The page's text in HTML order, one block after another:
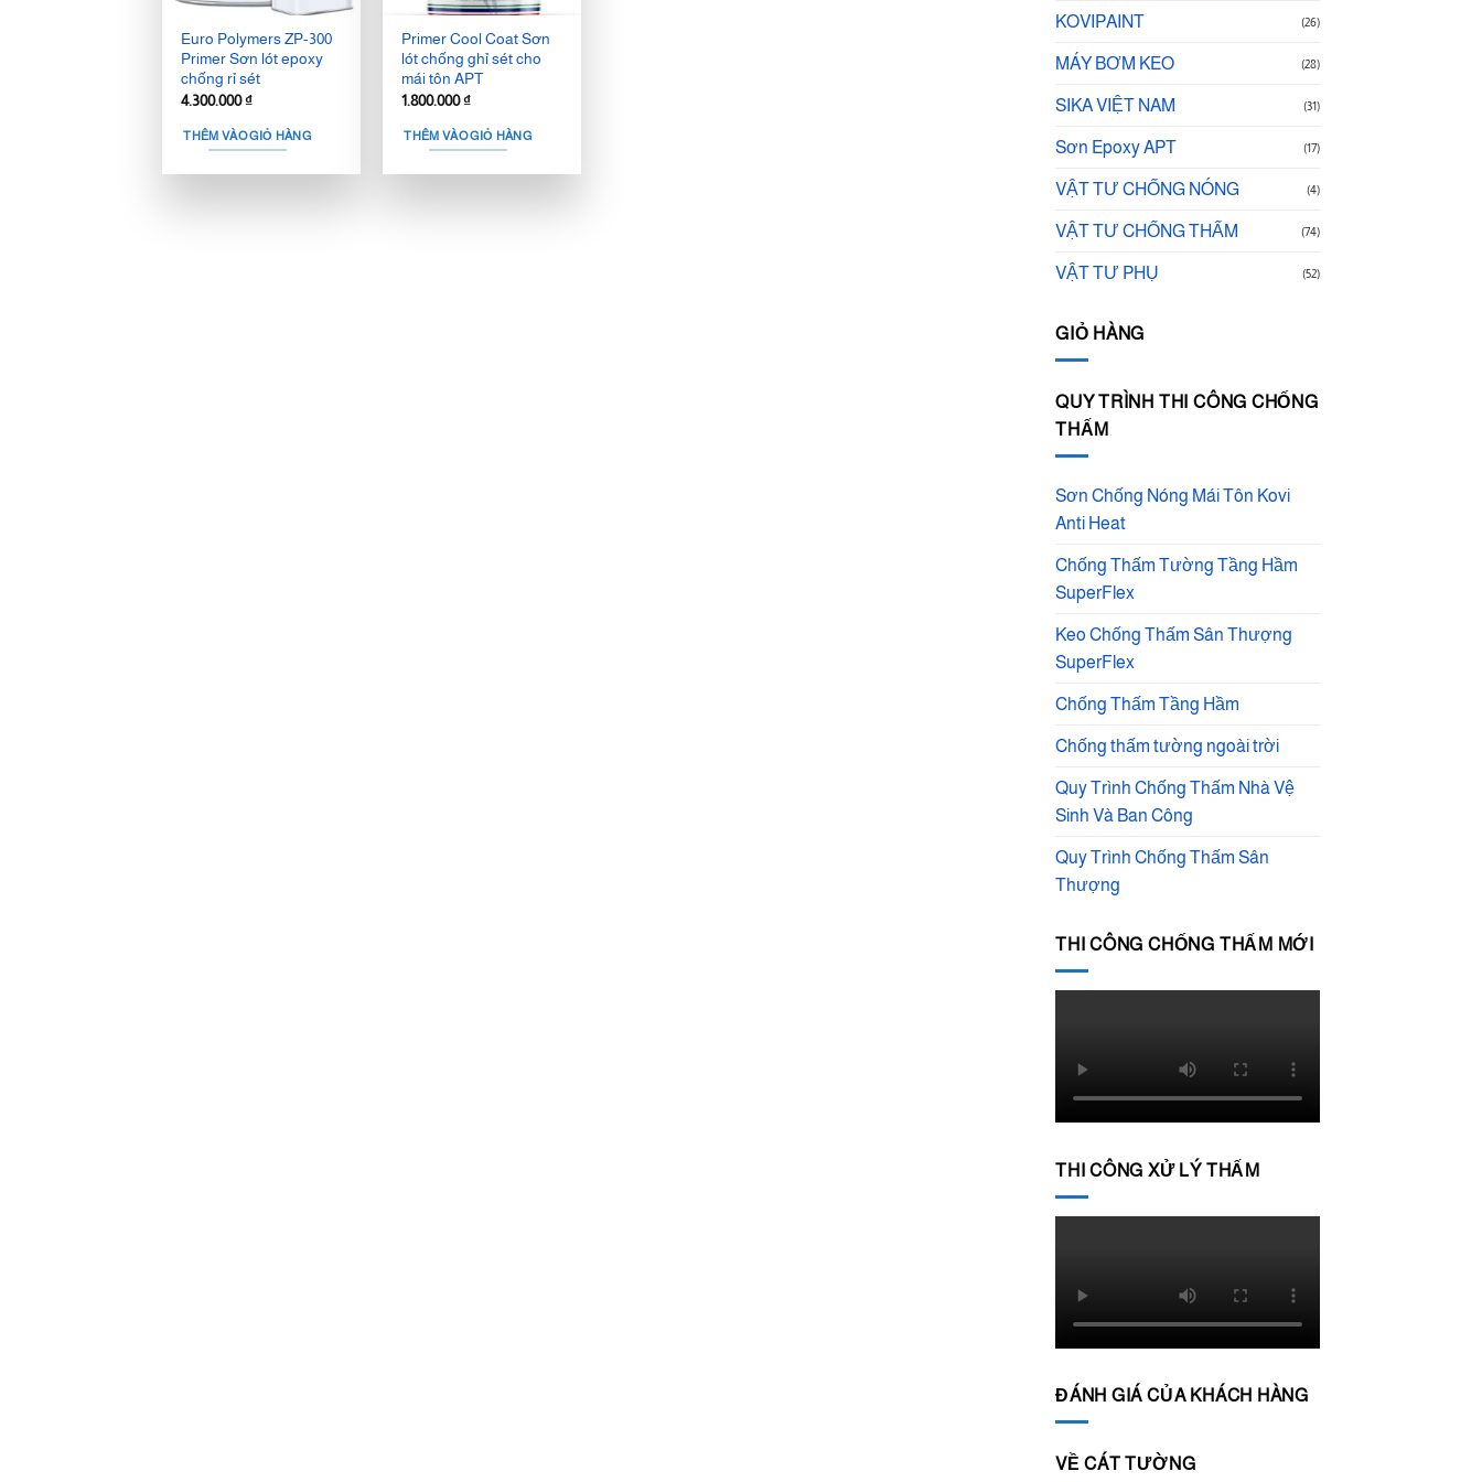
Euro Polymers ZP-300
Primer Sơn lót epoxy
chống rỉ sét
4.300.000₫
THÊM VÀO GIỎ HÀNG
Primer Cool Coat Sơn
lót chống ghỉ sét cho
mái tôn APT
1.800.000₫
THÊM VÀO GIỎ HÀNG
KOVIPAINT (26)
MÁY BƠM KEO (28)
SIKA VIỆT NAM (31)
Sơn Epoxy APT (17)
VẬT TƯ CHỐNG NÓNG (4)
VẬT TƯ CHỐNG THẤM (74)
VẬT TƯ PHỤ (52)
GIỎ HÀNG
QUY TRÌNH THI CÔNG CHỐNG
THẤM
Sơn Chống Nóng Mái Tôn Kovi
Anti Heat
Chống Thấm Tường Tầng Hầm
SuperFlex
Keo Chống Thấm Sân Thượng
SuperFlex
Chống Thấm Tầng Hầm
Chống thấm tường ngoài trời
Quy Trình Chống Thấm Nhà Vệ
Sinh Và Ban Công
Quy Trình Chống Thấm Sân
Thượng
THI CÔNG CHỐNG THẤM MỚI
THI CÔNG XỬ LÝ THẤM
ĐÁNH GIÁ CỦA KHÁCH HÀNG
VỀ CÁT TƯỜNG